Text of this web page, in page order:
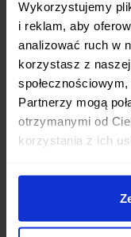
Wykorzystujemy
i reklam, aby
analizować ruch w
korzystasz z
Partnerzy mogą
otrzymanymi od
korzystania z ich
wrażliwe na kofeinę
metabolizmu
kawy, lub zastąpić
Kluczem do
wsłuchiwanie się w
jadłospisu do jego